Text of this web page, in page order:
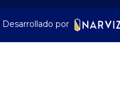
Desarrollado por